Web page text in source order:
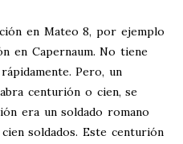
en Mateo 8, por ejemplo
en Capernaum. No tiene
Pero, un
centurión o cien, se
era un soldado romano
soldados. Este centurión